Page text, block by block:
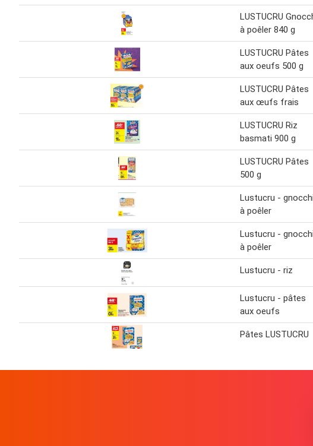
LUSTUCRU
à poêler 840 g
LUSTUCRU Pâtes
aux oeufs 500 g
LUSTUCRU Pâtes
aux œufs frais
LUSTUCRU Riz
basmati 900 g
LUSTUCRU Pâtes
500 g
Lustucru - gnocchi
à poêler
Lustucru - gnocchi
à poêler
Lustucru - riz
Lustucru - pâtes
aux oeufs
Pâtes LUSTUCRU